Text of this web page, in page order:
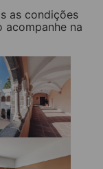
as condições
na